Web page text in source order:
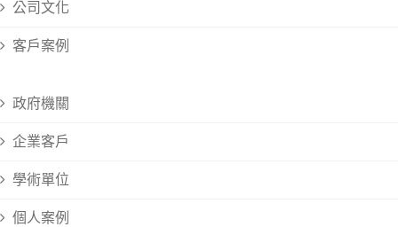
公司文化
客戶案例
政府機關
企業客戶
學術單位
個人案例